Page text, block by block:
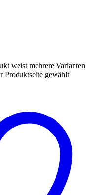
weist mehrere Varianten
Produktseite gewählt